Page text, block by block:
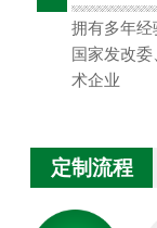
拥有多年经
国家发改
术企业
定制流程